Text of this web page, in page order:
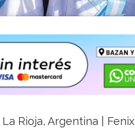
Rioja, Argentina | Fenix